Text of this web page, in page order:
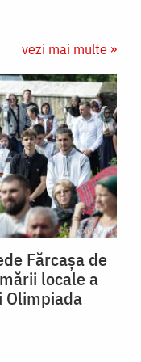
vezi mai multe »
Fărcașa de
locale a
Olimpiada